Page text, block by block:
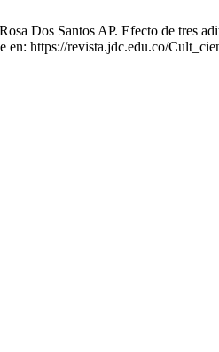
Dos Santos AP. Efecto de tres
https://revista.jdc.edu.co/